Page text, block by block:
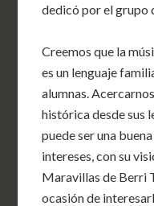
dedicó por el grupo
Creemos que la
es un lenguaje
alumnas.
histórica desde sus
puede ser una
intereses, con su
Maravillas de Berri
ocasión de